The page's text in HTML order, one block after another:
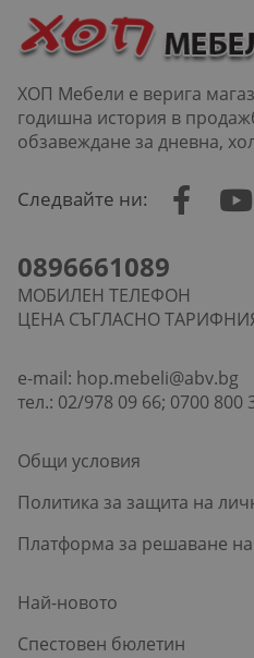
ХОП Мебели е верига
годишна история в продажбата на мебели, кухни,
обзавеждане за дневна,
Следвайте ни:
0896661089
МОБИЛЕН ТЕЛЕФОН
ЦЕНА СЪГЛАСНО
e-mail: hop.mebeli@abv.bg
тел.: 02/978 09 66; 0700 800
Общи условия
Политика за защита на
Платформа за решаване
Най-новото
Спестовен бюлетин